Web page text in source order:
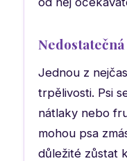
Jednou z
trpělivosti. Psi
nátlaky nebo
mohou psa
důležité zůstat